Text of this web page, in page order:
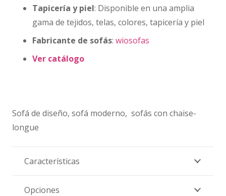
Tapicería y piel: Disponible en una amplia
gama de tejidos, telas, colores, tapicería y piel
Fabricante de sofás: wiosofas
Ver catálogo
Sofá de diseño, sofá moderno, sofás con chaise-
longue
Características
Opciones